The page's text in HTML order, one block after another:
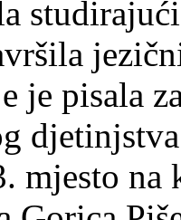
je pisala
mjesto na